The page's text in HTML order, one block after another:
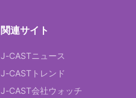
関連サイト
J-CASTニュース
J-CASTトレンド
J-CAST会社ウォッチ